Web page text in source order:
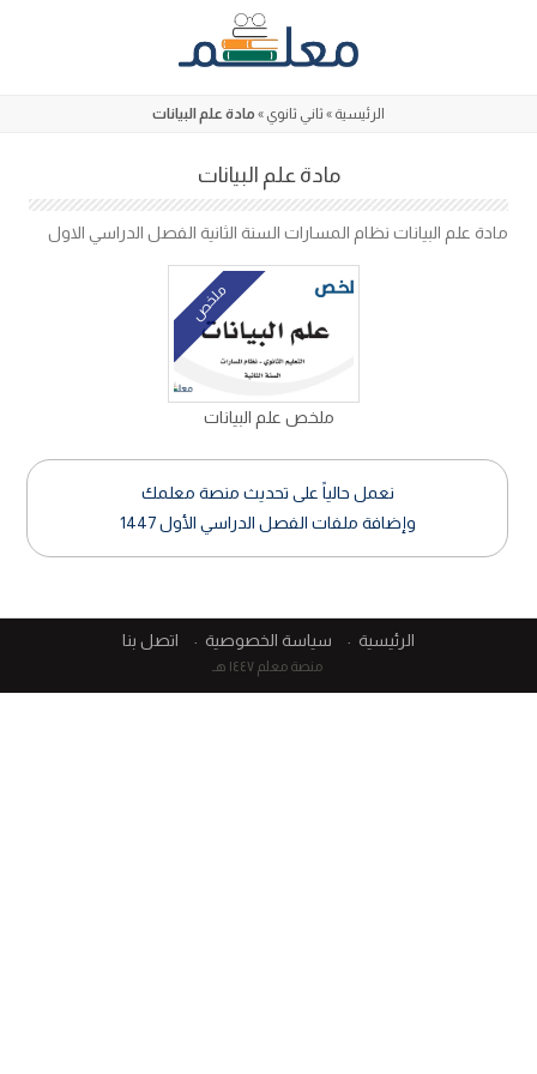
الرئيسية » ثاني ثانوي » مادة علم البيانات
مادة علم البيانات
مادة علم البيانات نظام المسارات السنة الثانية الفصل الدراسي الاول
ملخص
ملخص علم البيانات
نعمل حالياً على تحديث منصة معلمك
وإضافة ملفات الفصل الدراسي الأول 1447
الرئيسية سياسة الخصوصية اتصل بنا
منصة معلم ١٤٤٧ هـ